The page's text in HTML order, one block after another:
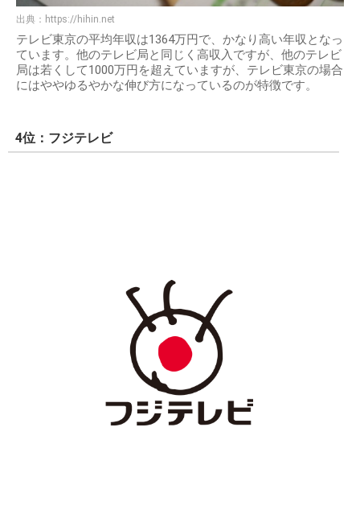
出典： https://hihin.net
テレビ東京の平均年収は1364万円で、かなり高い年収となっ
ています。他のテレビ局と同じく高収入ですが、他のテレビ
局は若くして1000万円を超えていますが、テレビ東京の場合
にはややゆるやかな伸び方になっているのが特徴です。
4位：フジテレビ